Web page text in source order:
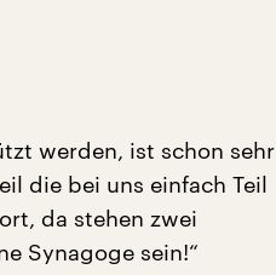
werden, ist schon sehr
die bei uns einfach Teil
da stehen zwei
Synagoge sein!“